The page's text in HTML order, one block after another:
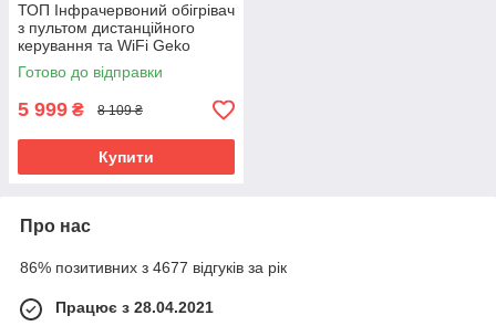
ТОП Інфрачервоний обігрівач
з пультом дистанційного
керування та WiFi Geko
G80576
Готово до відправки
5 999 ₴ 8 109 ₴
Купити
Про нас
86% позитивних з 4677 відгуків за рік
Працює з 28.04.2021